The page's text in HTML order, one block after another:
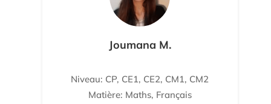
Joumana M.
Niveau: CP, CE1, CE2, CM1, CM2
Matière: Maths, Français